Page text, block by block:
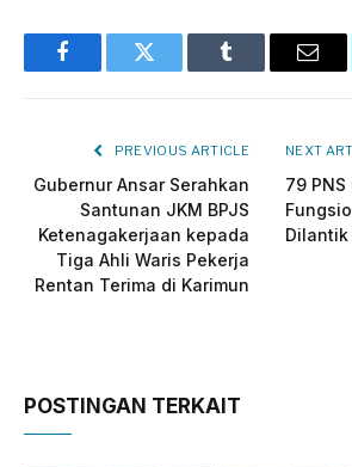
FacebookTwitter Tumblr
PREVIOUS ARTICLE
Gubernur Ansar Serahkan
Santunan JKM BPJS
Ketenagakerjaan kepada
Tiga Ahli Waris Pekerja
Rentan Terima di Karimun
NEXT
79
Dilantik
POSTINGAN TERKAIT